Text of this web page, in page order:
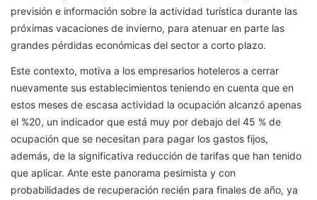
previsión e información sobre la actividad turística durante las
próximas vacaciones de invierno, para atenuar en parte las
grandes pérdidas económicas del sector a corto plazo.
Este contexto, motiva a los empresarios hoteleros a cerrar
nuevamente sus establecimientos teniendo en cuenta que en
estos meses de escasa actividad la ocupación alcanzó apenas
el %20, un indicador que está muy por debajo del 45 % de
ocupación que se necesitan para pagar los gastos fijos,
además, de la significativa reducción de tarifas que han tenido
que aplicar. Ante este panorama pesimista y con
probabilidades de recuperación recién para finales de año, ya